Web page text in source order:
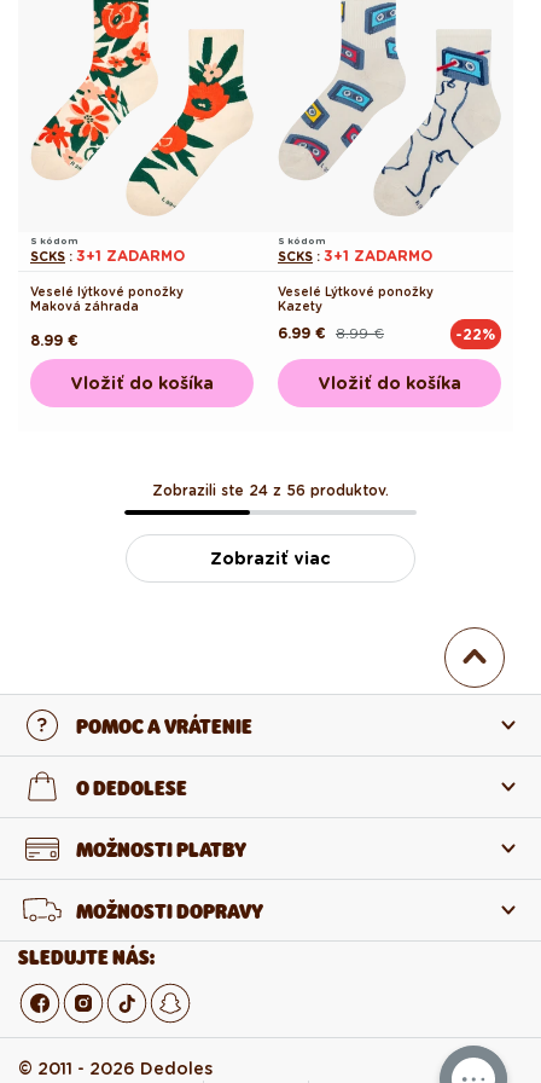
S kódom
SCKS : 3+1 ZADARMO
Veselé lýtkové ponožky
Maková záhrada
Pôvodná
cena
8.99 €
Vložiť do košíka
S kódom
SCKS : 3+1 ZADARMO
Veselé Lýtkové ponožky
Kazety
Pôvodná8.99 €
Akciová
6.99 € -22%
Vložiť do košíka
Zobrazili ste 24 z 56 produktov.
Zobraziť viac
POMOC A VRÁTENIE
Kontaktujte nás
Vrátenie a reklamácia
Odstúpenie od zmluvy
O DEDOLESE
O nás
Veľkoobchod
Kariéra v Dedoles
MOŽNOSTI PLATBY
MOŽNOSTI DOPRAVY
SLEDUJTE NÁS:
© 2011 - 2026 Dedoles